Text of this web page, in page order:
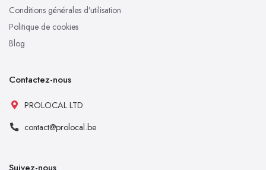
Conditions générales d’utilisation
Politique de cookies
Blog
Contactez-nous
PROLOCAL LTD
contact@prolocal.be